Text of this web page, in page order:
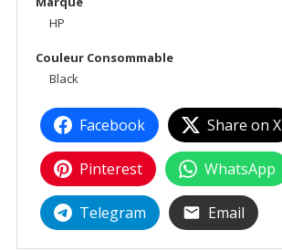
Black
HP
Couleur Consommable
Black
Facebook Share on X
Pinterest WhatsApp
Telegram Email